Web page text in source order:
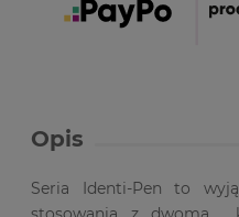
Opis
Seria Identi-Pen to